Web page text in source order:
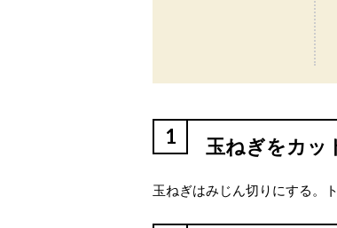
1 玉ねぎをカッ
玉ねぎはみじん切りにする。